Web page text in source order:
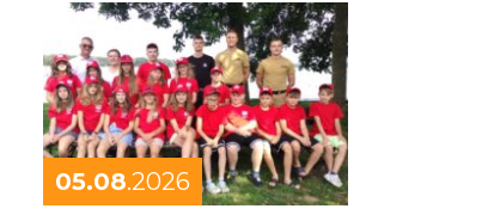
05.08.2026